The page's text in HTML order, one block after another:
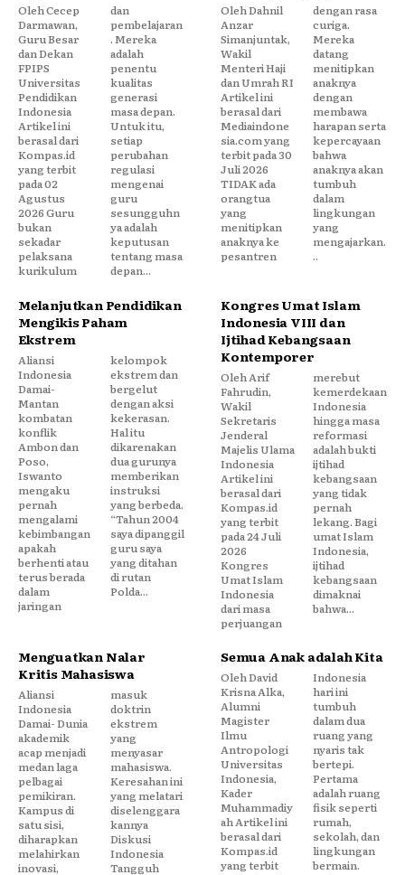
Oleh Cecep
Darmawan,
Guru Besar
dan Dekan
FPIPS
Universitas
Pendidikan
Indonesia
Artikel ini
berasal dari
Kompas.id
yang terbit
pada 02
Agustus
2026 Guru
bukan
sekadar
pelaksana
kurikulum
dan
pembelajaran
. Mereka
adalah
penentu
kualitas
generasi
masa depan.
Untuk itu,
setiap
perubahan
regulasi
mengenai
guru
sesungguhn
ya adalah
keputusan
tentang masa
depan...
Oleh Dahnil
Anzar
Simanjuntak,
Wakil
Menteri Haji
dan Umrah RI
Artikel ini
berasal dari
Mediaindone
sia.com yang
terbit pada 30
Juli 2026
TIDAK ada
orangtua
yang
menitipkan
anaknya ke
pesantren
dengan rasa
curiga.
Mereka
datang
menitipkan
anaknya
dengan
membawa
harapan serta
kepercayaan
bahwa
anaknya akan
tumbuh
dalam
lingkungan
yang
mengajarkan.
..
Melanjutkan Pendidikan
Mengikis Paham
Ekstrem
Aliansi
Indonesia
Damai-
Mantan
kombatan
konflik
Ambon dan
Poso,
Iswanto
mengaku
pernah
mengalami
kebimbangan
apakah
berhenti atau
terus berada
dalam
jaringan
kelompok
ekstrem dan
bergelut
dengan aksi
kekerasan.
Hal itu
dikarenakan
dua gurunya
memberikan
instruksi
yang berbeda.
“Tahun 2004
saya dipanggil
guru saya
yang ditahan
di rutan
Polda...
Kongres Umat Islam
Indonesia VIII dan
Ijtihad Kebangsaan
Kontemporer
Oleh Arif
Fahrudin,
Wakil
Sekretaris
Jenderal
Majelis Ulama
Indonesia
Artikel ini
berasal dari
Kompas.id
yang terbit
pada 24 Juli
2026
Kongres
Umat Islam
Indonesia
dari masa
perjuangan
merebut
kemerdekaan
Indonesia
hingga masa
reformasi
adalah bukti
ijtihad
kebangsaan
yang tidak
pernah
lekang. Bagi
umat Islam
Indonesia,
ijtihad
kebangsaan
dimaknai
bahwa...
Menguatkan Nalar
Kritis Mahasiswa
Aliansi
Indonesia
Damai- Dunia
akademik
acap menjadi
medan laga
pelbagai
pemikiran.
Kampus di
satu sisi,
diharapkan
melahirkan
inovasi,
masuk
doktrin
ekstrem
yang
menyasar
mahasiswa.
Keresahan ini
yang melatari
diselenggara
kannya
Diskusi
Indonesia
Tangguh
Semua Anak adalah Kita
Oleh David
Krisna Alka,
Alumni
Magister
Ilmu
Antropologi
Universitas
Indonesia,
Kader
Muhammadiy
ah Artikel ini
berasal dari
Kompas.id
yang terbit
Indonesia
hari ini
tumbuh
dalam dua
ruang yang
nyaris tak
bertepi.
Pertama
adalah ruang
fisik seperti
rumah,
sekolah, dan
lingkungan
bermain.